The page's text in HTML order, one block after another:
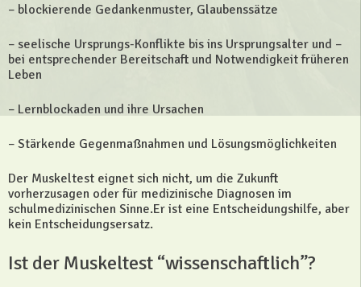
– blockierende Gedankenmuster, Glaubenssätze
– seelische Ursprungs-Konflikte bis ins Ursprungsalter und –
bei entsprechender Bereitschaft und Notwendigkeit früheren
Leben
– Lernblockaden und ihre Ursachen
– Stärkende Gegenmaßnahmen und Lösungsmöglichkeiten
Der Muskeltest eignet sich nicht, um die Zukunft
vorherzusagen oder für medizinische Diagnosen im
schulmedizinischen Sinne.Er ist eine Entscheidungshilfe, aber
kein Entscheidungsersatz.
Ist der Muskeltest “wissenschaftlich”?